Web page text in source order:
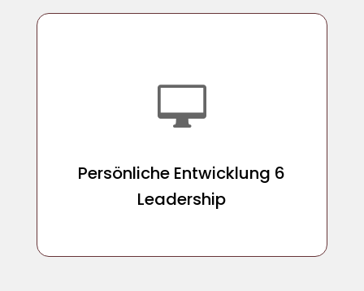

Persönliche Entwicklung 6
Leadership
Persönliche Entwicklung 6
Leadership